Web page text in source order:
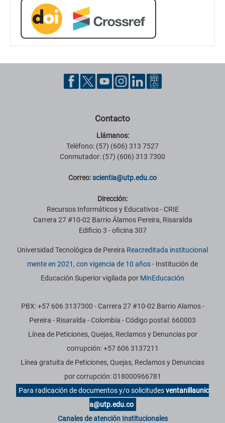
Contacto
Llámanos:
Teléfono: (57) (606) 313 7527
Conmutador: (57) (606) 313 7300
Correo:scientia@utp.edu.co
Dirección:
Recursos Informáticos y Educativos - CRIE
Carrera 27 #10-02 Barrio Álamos Pereira, Risaralda
Edificio 3 - oficina 307
Universidad Tecnológica de Pereira Reacreditada institucional
mente en 2021, con vigencia de 10 años- Institución de
Educación Superior vigilada por MinEducación
PBX: +57 606 3137300 - Carrera 27 #10-02 Barrio Alamos -
Pereira - Risaralda - Colombia - Código postal: 660003
Línea de Peticiones, Quejas, Reclamos y Denuncias por
corrupción: +57 606 3137211
Línea gratuita de Peticiones, Quejas, Reclamos y Denuncias
por corrupción: 018000966781
Para radicación de documentos y/o solicitudesventanillaunic
a@utp.edu.co
Canales de atención Institucionales